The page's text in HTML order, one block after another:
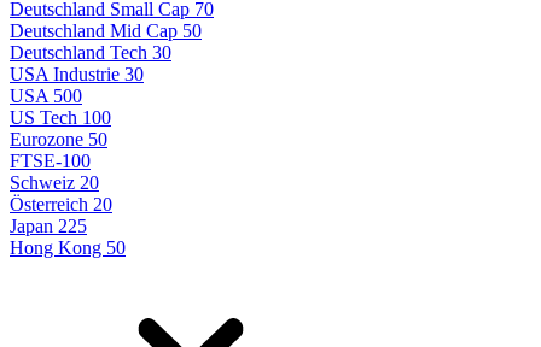
Deutschland Small Cap 70
Deutschland Mid Cap 50
Deutschland Tech 30
USA Industrie 30
USA 500
US Tech 100
Eurozone 50
FTSE-100
Schweiz 20
Österreich 20
Japan 225
Hong Kong 50